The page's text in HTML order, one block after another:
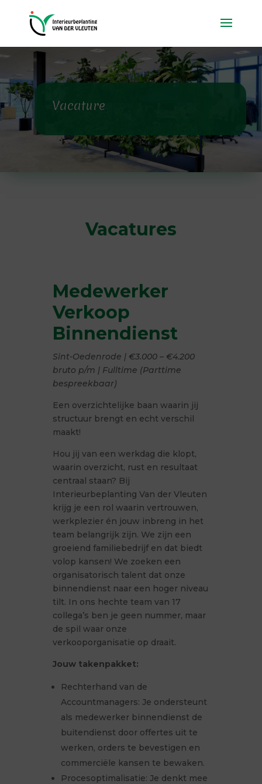
Vacature
Vacatures
Medewerker
Verkoop
Binnendienst
Sint-Oedenrode | €3.000 – €4.200
bruto p/m | Fulltime (Parttime
bespreekbaar)
Een overzichtelijke baan waarin jij
structuur brengt en echt verschil
maakt!
Hou jij van een werkdag die klopt,
waarin overzicht, rust en resultaat
centraal staan? Bij
Interieurbeplanting Van der Vleuten
krijg je een rol waarin vertrouwen,
werkplezier én jouw inbreng in het
team belangrijk zijn. We zijn een
groeiend familiebedrijf en dat biedt
volop kansen! We zoeken een
organisatorisch talent dat onze
binnendienst naar een hoger niveau
tilt. In ons hechte team van 17
collega’s ben je geen nummer, maar
de spil waar onze
verkooporganisatie op draait.
Jouw takenpakket:
Rechterhand van de
Accountmanagers: Je ondersteunt
als medewerker binnendienst de
buitendienst door offertes uit te
werken, orders te bevestigen en
commerciële kansen te bewaken.
Procesoptimalisatie: Je denkt mee